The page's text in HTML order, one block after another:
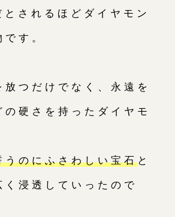
されるほどダイヤモン
す。
放つだけでなく、永遠を
硬さを持ったダイヤモ
うのにふさわしい宝石と
く浸透していったので